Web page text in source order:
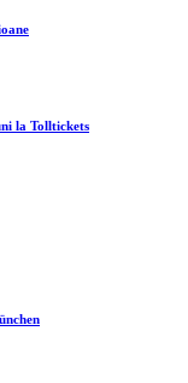
la Tolltickets